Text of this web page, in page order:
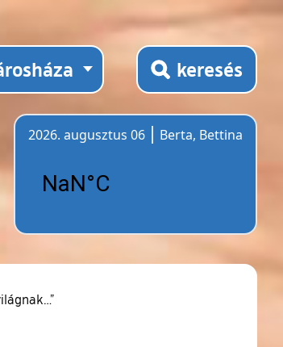
keresés
2026. augusztus 06
Berta, Bettina